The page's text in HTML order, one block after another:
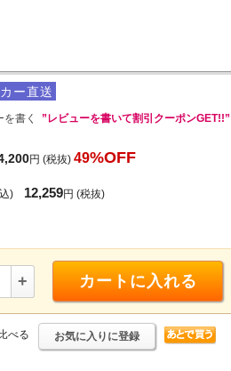
ー直送
書く ”レビューを書いて割引クーポンGET!!”
円 (税抜) 49%OFF
) 12,259円 (税抜)
+ カートに入れる
べる お気に入りに登録